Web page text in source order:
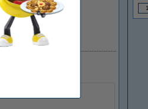
Direct leverbaar